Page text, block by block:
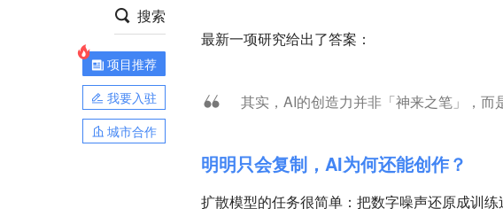
搜索
项目推荐
我要入驻
城市合作
最新一项研究给出了答案：
其实，AI的创造力并非「神来之笔」，而
明明只会复制，AI为何还能创作？
扩散模型的任务很简单：把数字噪声还原成训练